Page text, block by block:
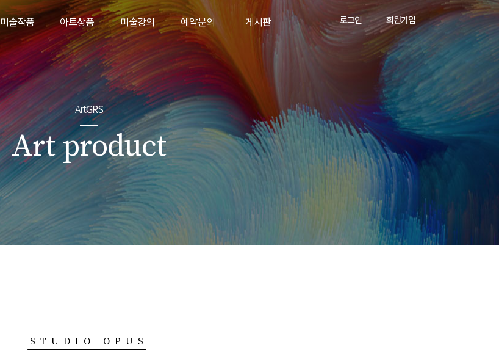
미술작품
서양화
수채화
아트상품
생활용품
의류
자기
악세서리
미술강의
그리새 TV
그림강좌
원데이 수업
예약문의
예약문의
미술품경매
게시판 로그인 회원가입
ArtGRS
STUDIO OPUS